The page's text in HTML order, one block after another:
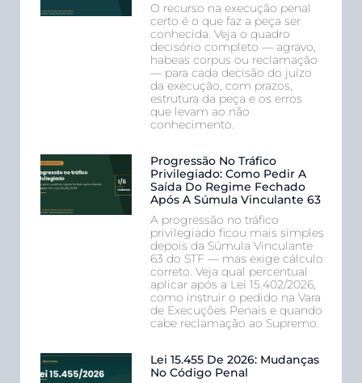
O recurso na execução penal
certo é o que faz a peça ser
conhecida. Veja o quadro
decisório completo — agravo,
habeas corpus ou reclamação
— para cada decisão do juízo
da execução, com prazos,
estrutura da peça e os erros
que levam ao não
conhecimento.
Progressão No Tráfico
Privilegiado: Como Pedir A
Saída Do Regime Fechado
Após A Súmula Vinculante 63
A progressão no tráfico
privilegiado ficou mais simples
depois da Súmula Vinculante
63 do STF — mas exige cálculo
correto. Veja qual percentual
aplicar após a Lei 15.402/2026,
como instruir o pedido na Vara
de Execuções Penais e quando
cabe reclamação ao Supremo.
Lei 15.455 De 2026: Mudanças
No Código Penal